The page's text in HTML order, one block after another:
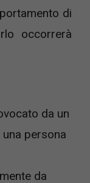
di
occorrerà
da un
persona
da